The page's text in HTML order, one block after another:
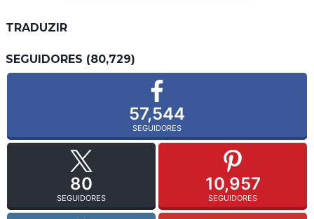
TRADUZIR
SEGUIDORES (80,729)
57,544
SEGUIDORES
80
SEGUIDORES
10,957
SEGUIDORES